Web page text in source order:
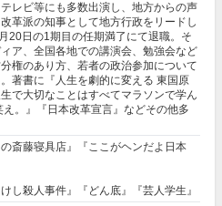
レビ等にも多数出演し、地方からの声
革派の知事として地方行政をリードし
20日の1期目の任期満了にて退職。そ
ア、全国各地での講演会、勉強会など
権のあり方、若者の政治参加について
著書に『人生を劇的に変える 東国原
で大切なことはすべてマラソンで学ん
。』『日本改革宣言』などその他多
斎藤寝具店』『ここがヘンだよ日本
し殺人事件』『どん底』『芸人学生』